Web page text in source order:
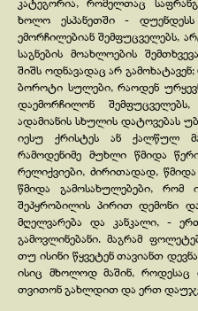
ხოლო ესპანეთში -
ემორჩილებიან შემფუცველებს,
საგნების მოახლოების
შიშს ოდნავადაც არ
ბოროტი სულები, რაოდენ
დაემორჩილონ
ადამიანის სხულის დატოვებას
იესუ ქრისტეს ან ქალწულ
რამოდენიმე მუხლი წმიდა
რელიქვიები, ძირითადად,
წმიდა გამოსახულებები, რომ
შეპყრობილის პირით დემონი
მღელვარება და კანკალი, -
გამოვლინებანი. მაგრამ
თუ ისინი წყვეტენ თავიანთ
ისიც მხოლოდ მაშინ, როდესაც
თვითონ გახლდით და ერთ